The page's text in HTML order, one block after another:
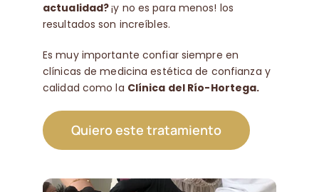
actualidad?¡y no es para menos! los
resultados son increíbles.
Es muy importante confiar siempre en
clínicas de medicina estética de confianza y
calidad como la Clínica del Río-Hortega.
Quiero este tratamiento